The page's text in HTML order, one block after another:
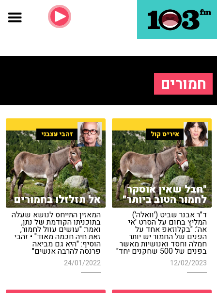
חמורים
איריס קול
"חבל שאין אוסקר
לחמור הטוב ביותר"
ד"ר אבנר שביט ('וואלה')
המליץ בחום על הסרט 'אי
אה': "בקלוזאפ אחד על
הפנים של החמור יש יותר
חמלה וחסד ואנושיות מאשר
בפנים של 500 שחקנים יחד"
12/02/2023
זהבי עצבני
אל תזלזלו בחמורים
המאזין התייחס לנושא שעלה
בתוכניתו הקודמת של נתן,
ואמר: "עושים עוול לחמור,
זאת חיה חכמה מאוד" • זהבי
הוסיף: "היא גם מביאה
פרנסה להרבה אנשים"
24/01/2022